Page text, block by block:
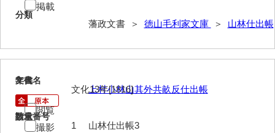
御勤記
御行萩記
分類
藩政文書 ＞ 徳山毛利家文庫 ＞ 山林仕出帳
掲載
3
文書名
上村小林山其外共畝反仕出帳
請求番号
山林仕出帳3
年代
文化13年[1816]
数量
1
閲覧
撮影